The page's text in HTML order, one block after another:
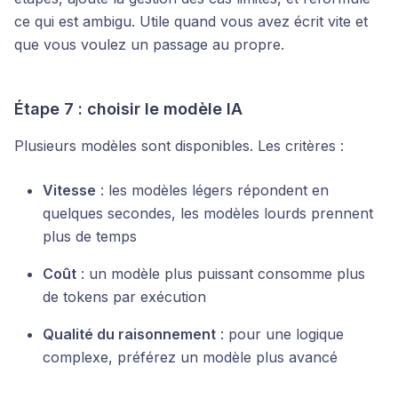
ce qui est ambigu. Utile quand vous avez écrit vite et
que vous voulez un passage au propre.
Étape 7 : choisir le modèle IA
Plusieurs modèles sont disponibles. Les critères :
Vitesse : les modèles légers répondent en
quelques secondes, les modèles lourds prennent
plus de temps
Coût : un modèle plus puissant consomme plus
de tokens par exécution
Qualité du raisonnement : pour une logique
complexe, préférez un modèle plus avancé